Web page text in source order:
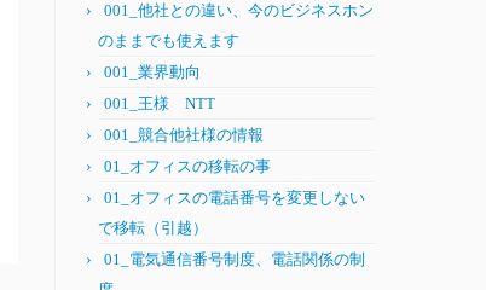
001_他社との違い、今のビジネスホン
のままでも使えます
001_業界動向
001_王様 NTT
001_競合他社様の情報
01_オフィスの移転の事
01_オフィスの電話番号を変更しない
で移転（引越）
01_電気通信番号制度、電話関係の制